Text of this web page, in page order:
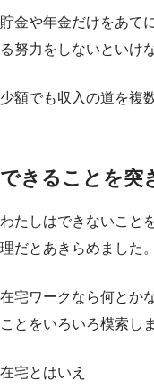
貯金や年金だけをあて
る努力をしないといけ
少額でも収入の道を複
できることを突
わたしはできないこと
理だとあきらめました。
在宅ワークなら何とか
ことをいろいろ模索し
在宅とはいえ